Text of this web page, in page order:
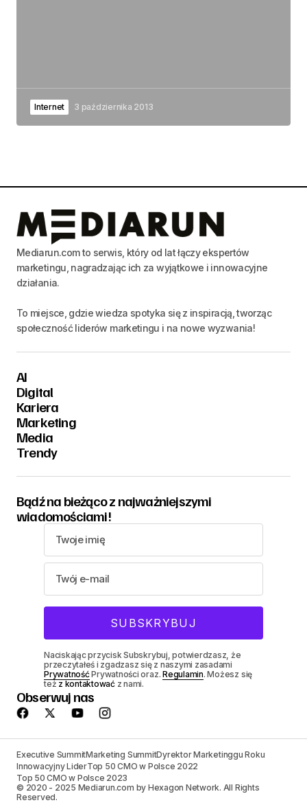
Internet 3 października 2013
Mediarun.com to serwis, który od lat łączy ekspertów
marketingu, nagradzając ich za wyjątkowe i innowacyjne
działania.
To miejsce, gdzie wiedza spotyka się z inspiracją, tworząc
społeczność liderów marketingu i na nowe wyzwania!
AI
Digital
Kariera
Marketing
Media
Trendy
Bądź na bieżąco z najważniejszymi
wiadomościami!
Naciskając przycisk Subskrybuj, potwierdzasz, że
przeczytałeś i zgadzasz się z naszymi zasadami
PrywatnośćPrywatności oraz.Regulamin. Możesz się
też z kontaktowaćz nami.
Obserwuj nas
Executive SummitMarketing SummitDyrektor Marketinggu Roku
Innowacyjny LiderTop 50 CMO w Polsce 2022
Top 50 CMO w Polsce 2023
© 2020 - 2025 Mediarun.com by Hexagon Network. All Rights
Reserved.